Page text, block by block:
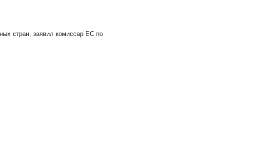
стран, заявил комиссар ЕС по